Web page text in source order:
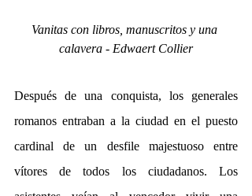
Vanitas con libros, manuscritos y una
calavera - Edwaert Collier
Después de una conquista, los generales
romanos entraban a la ciudad en el puesto
cardinal de un desfile majestuoso entre
vítores de todos los ciudadanos. Los